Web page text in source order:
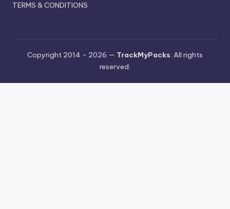
TERMS & CONDITIONS
Copyright 2014 - 2026 — TrackMyPacks. All rights
reserved.